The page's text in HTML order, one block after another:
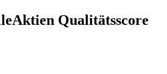
Qualitätsscore